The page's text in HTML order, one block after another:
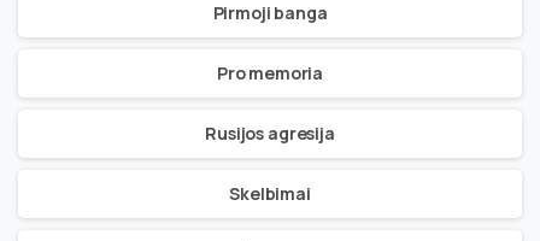
Pirmoji banga
Pro memoria
Rusijos agresija
Skelbimai